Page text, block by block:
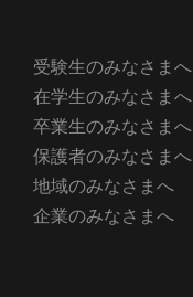
受験生のみなさまへ
在学生のみなさまへ
卒業生のみなさまへ
保護者のみなさまへ
地域のみなさまへ
企業のみなさまへ